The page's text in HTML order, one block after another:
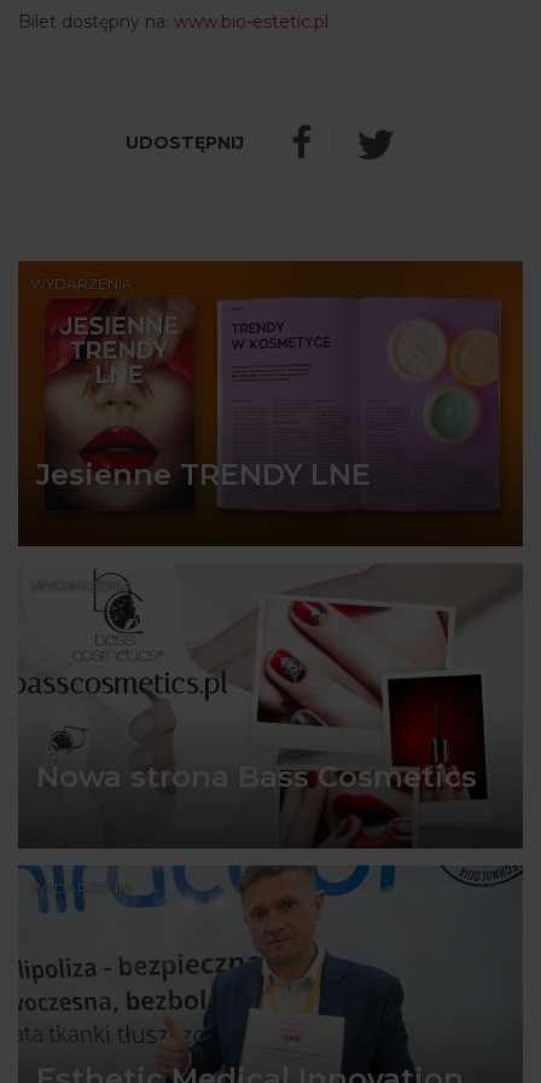
Bilet dostępny na: www.bio-estetic.pl
WYDARZENIA
Jesienne TRENDY LNE
WYDARZENIA
Nowa strona Bass Cosmetics
WYDARZENIA